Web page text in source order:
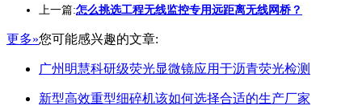
上一篇:怎么挑选工程无线监控专用远距离无线网桥？
更多»您可能感兴趣的文章:
广州明慧科研级荧光显微镜应用于沥青荧光检测
新型高效重型细碎机该如何选择合适的生产厂家